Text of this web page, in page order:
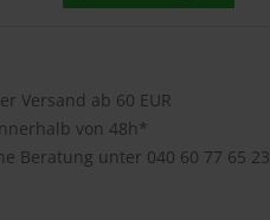
Versand ab 60 EUR
von 48h*
Beratung unter 040 60 77 65 23